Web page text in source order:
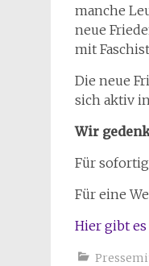
manche
neue
mit
Die neue
sich aktiv
Wir
Für
Für eine
Hier gibt